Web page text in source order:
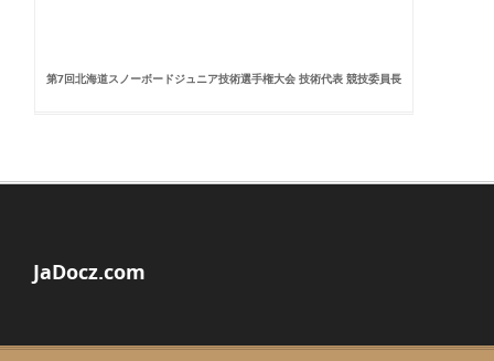
第7回北海道スノーボードジュニア技術選手権大会 技術代表 競技委員長
JaDocz.com